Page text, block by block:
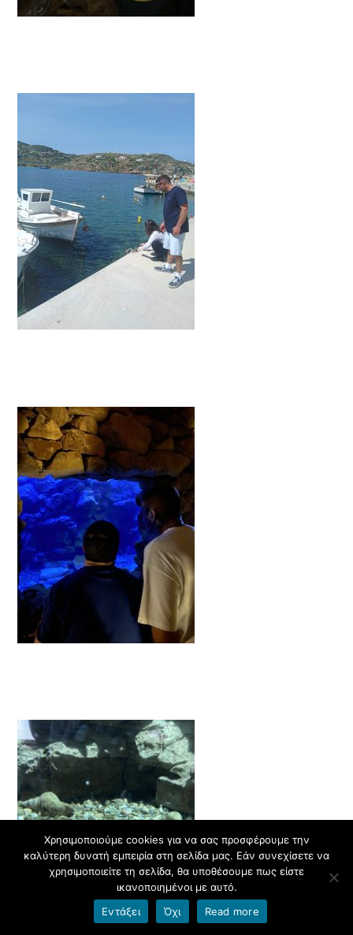
Χρησιμοποιούμε cookies για να σας προσφέρουμε την
καλύτερη δυνατή εμπειρία στη σελίδα μας. Εάν συνεχίσετε να
χρησιμοποιείτε τη σελίδα, θα υποθέσουμε πως είστε
ικανοποιημένοι με αυτό.
Εντάξει
Όχι Read more